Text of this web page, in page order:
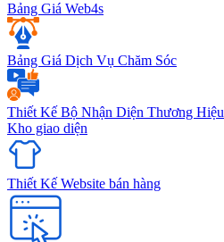
Bảng Giá Web4s
Bảng Giá Dịch Vụ Chăm Sóc
Thiết Kế Bộ Nhận Diện Thương Hiệu
Kho giao diện
Thiết Kế Website bán hàng